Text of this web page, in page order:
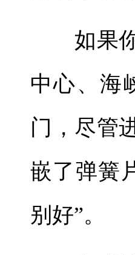
如果你
中心、海
门，尽管
嵌了弹簧
别好”。